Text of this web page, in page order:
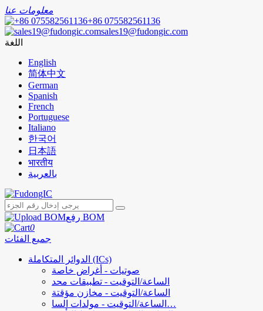
معلومات عنا
+86 075582561136
sales19@fudongic.com
اللغة
English
简体中文
German
Spanish
French
Portuguese
Italiano
한국어
日本語
भारतीय
بالعربية
رفع BOM
0
جميع الفئات
الدوائر المتكاملة (ICs)
صوتيات - أغراض خاصة
الساعة/التوقيت - تطبيقات محد
الساعة/التوقيت - مخازن مؤقتة
الساعة/التوقيت - مولدات السا…